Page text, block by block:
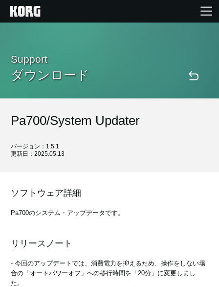
Products
Import Products
Support
Location
Support
ダウンロード
Pa700/System Updater
バージョン：1.5.1
更新日：2025.05.13
ソフトウェア詳細
Pa700のシステム・アップデータです。
リリースノート
- 今回のアップデートでは、消費電力を抑えるため、操作をしない場
合の「オートパワーオフ」への移行時間を「20分」に変更しまし
た。